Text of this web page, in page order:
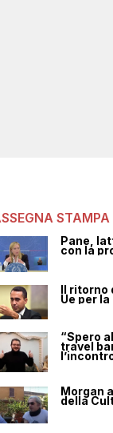
STAMPA
Pane,
con la
Il ritorno
Ue per
“Spero
travel
Morgan
della